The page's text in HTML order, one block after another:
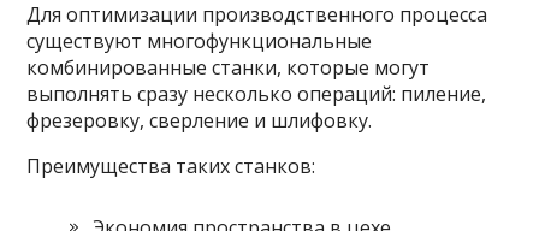
Для оптимизации производственного процесса
существуют многофункциональные
комбинированные станки, которые могут
выполнять сразу несколько операций: пиление,
фрезеровку, сверление и шлифовку.
Преимущества таких станков: